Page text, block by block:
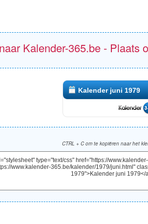
Kalender-365.be - Plaats
Kalender juni 1979
CTRL + C om te kopiëren naar het